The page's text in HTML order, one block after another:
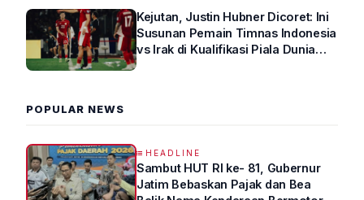
Kejutan, Justin Hubner Dicoret: Ini
Susunan Pemain Timnas Indonesia
vs Irak di Kualifikasi Piala Dunia
POPULAR NEWS
HEADLINE
Sambut HUT RI ke- 81, Gubernur
Jatim Bebaskan Pajak dan Bea